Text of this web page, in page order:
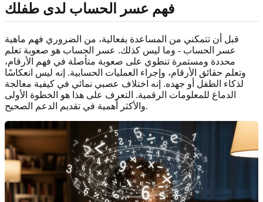
فهم عسر الحساب لدى طفلك
قبل أن تتمكني من المساعدة بفعالية، من الضروري فهم ماهية
عسر الحساب - وما ليس كذلك. عسر الحساب هو صعوبة تعلم
محددة ومستمرة تنطوي على صعوبة متأصلة في فهم الأرقام،
وتعلم حقائق الأرقام، وإجراء العمليات الحسابية. إنه ليس انعكاسًا
لذكاء الطفل أو جهده. إنه اختلاف عصبي نمائي في كيفية معالجة
الدماغ للمعلومات الرقمية. التعرف على هذا هو الخطوة الأولى
والأكثر أهمية في تقديم الدعم الصحيح.